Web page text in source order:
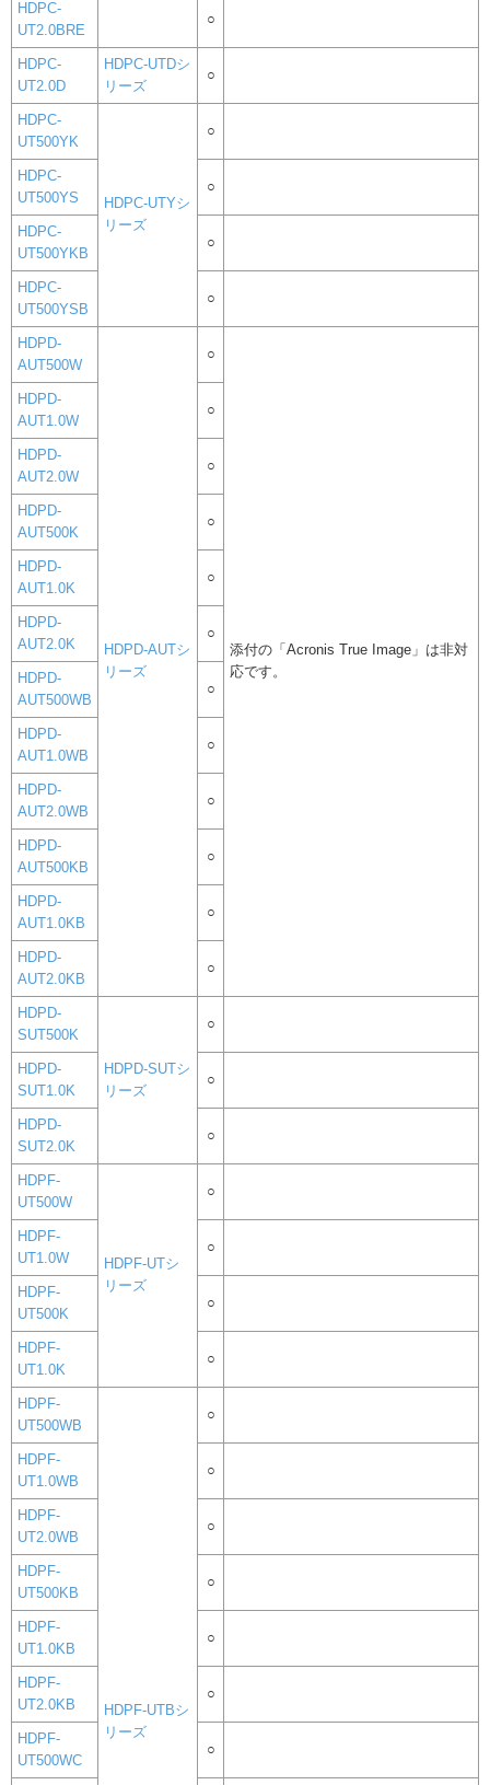
HDPC-
UT2.0BRE
○
HDPC-
UT2.0D
HDPC-UTDシ
リーズ
○
HDPC-
UT500YK
HDPC-UTYシ
リーズ
○
HDPC-
UT500YS
○
HDPC-
UT500YKB
○
HDPC-
UT500YSB
○
HDPD-
AUT500W
HDPD-AUTシ
リーズ
○
添付の「Acronis True Image」は非対
応です。
HDPD-
AUT1.0W
○
HDPD-
AUT2.0W
○
HDPD-
AUT500K
○
HDPD-
AUT1.0K
○
HDPD-
AUT2.0K
○
HDPD-
AUT500WB
○
HDPD-
AUT1.0WB
○
HDPD-
AUT2.0WB
○
HDPD-
AUT500KB
○
HDPD-
AUT1.0KB
○
HDPD-
AUT2.0KB
○
HDPD-
SUT500K
HDPD-SUTシ
リーズ
○
HDPD-
SUT1.0K
○
HDPD-
SUT2.0K
○
HDPF-
UT500W
HDPF-UTシ
リーズ
○
HDPF-
UT1.0W
○
HDPF-
UT500K
○
HDPF-
UT1.0K
○
HDPF-
UT500WB
HDPF-UTBシ
リーズ
○
HDPF-
UT1.0WB
○
HDPF-
UT2.0WB
○
HDPF-
UT500KB
○
HDPF-
UT1.0KB
○
HDPF-
UT2.0KB
○
HDPF-
UT500WC
○